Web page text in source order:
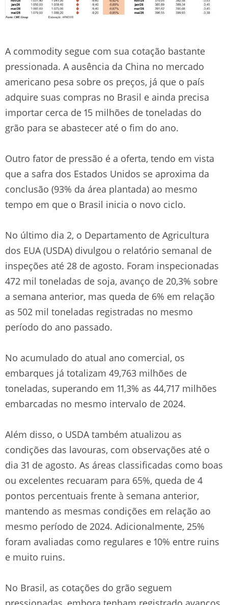
A commodity segue com sua cotação bastante
pressionada. A ausência da China no mercado
americano pesa sobre os preços, já que o país
adquire suas compras no Brasil e ainda precisa
importar cerca de 15 milhões de toneladas do
grão para se abastecer até o fim do ano.
Outro fator de pressão é a oferta, tendo em vista
que a safra dos Estados Unidos se aproxima da
conclusão (93% da área plantada) ao mesmo
tempo em que o Brasil inicia o novo ciclo.
No último dia 2, o Departamento de Agricultura
dos EUA (USDA) divulgou o relatório semanal de
inspeções até 28 de agosto. Foram inspecionadas
472 mil toneladas de soja, avanço de 20,3% sobre
a semana anterior, mas queda de 6% em relação
as 502 mil toneladas registradas no mesmo
período do ano passado.
No acumulado do atual ano comercial, os
embarques já totalizam 49,763 milhões de
toneladas, superando em 11,3% as 44,717 milhões
embarcadas no mesmo intervalo de 2024.
Além disso, o USDA também atualizou as
condições das lavouras, com observações até o
dia 31 de agosto. As áreas classificadas como boas
ou excelentes recuaram para 65%, queda de 4
pontos percentuais frente à semana anterior,
mantendo as mesmas condições em relação ao
mesmo período de 2024. Adicionalmente, 25%
foram avaliadas como regulares e 10% entre ruins
e muito ruins.
No Brasil, as cotações do grão seguem